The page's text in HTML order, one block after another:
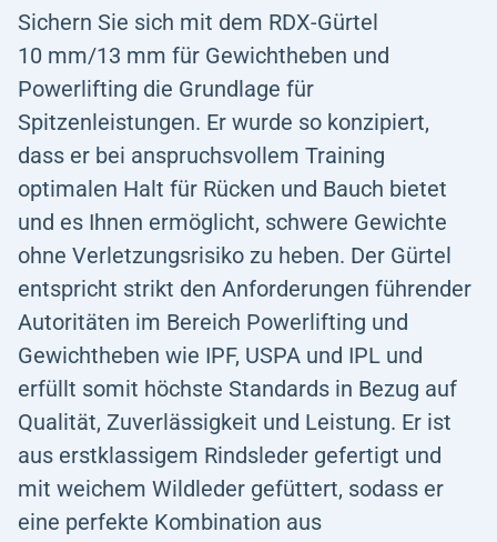
Sichern Sie sich mit dem RDX-Gürtel
10 mm/13 mm für Gewichtheben und
Powerlifting die Grundlage für
Spitzenleistungen. Er wurde so konzipiert,
dass er bei anspruchsvollem Training
optimalen Halt für Rücken und Bauch bietet
und es Ihnen ermöglicht, schwere Gewichte
ohne Verletzungsrisiko zu heben. Der Gürtel
entspricht strikt den Anforderungen führender
Autoritäten im Bereich Powerlifting und
Gewichtheben wie IPF, USPA und IPL und
erfüllt somit höchste Standards in Bezug auf
Qualität, Zuverlässigkeit und Leistung. Er ist
aus erstklassigem Rindsleder gefertigt und
mit weichem Wildleder gefüttert, sodass er
eine perfekte Kombination aus